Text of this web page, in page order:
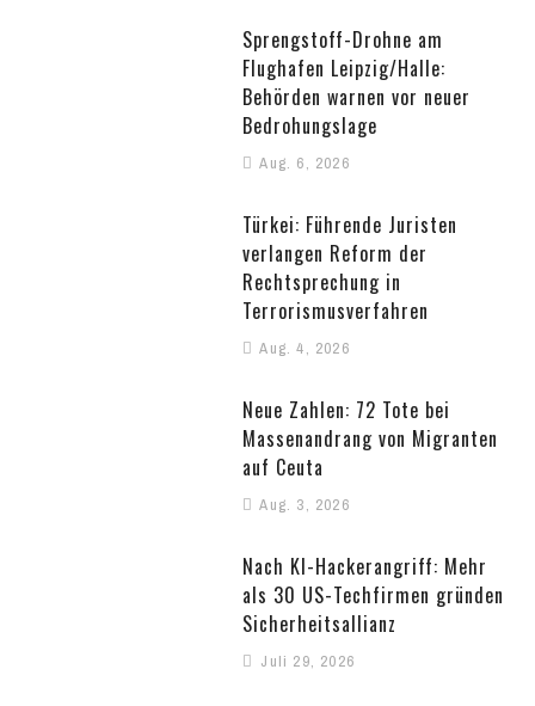
Sprengstoff-Drohne am
Flughafen Leipzig/Halle:
Behörden warnen vor neuer
Bedrohungslage
Aug. 6, 2026
Türkei: Führende Juristen
verlangen Reform der
Rechtsprechung in
Terrorismusverfahren
Aug. 4, 2026
Neue Zahlen: 72 Tote bei
Massenandrang von Migranten
auf Ceuta
Aug. 3, 2026
Nach KI-Hackerangriff: Mehr
als 30 US-Techfirmen gründen
Sicherheitsallianz
Juli 29, 2026